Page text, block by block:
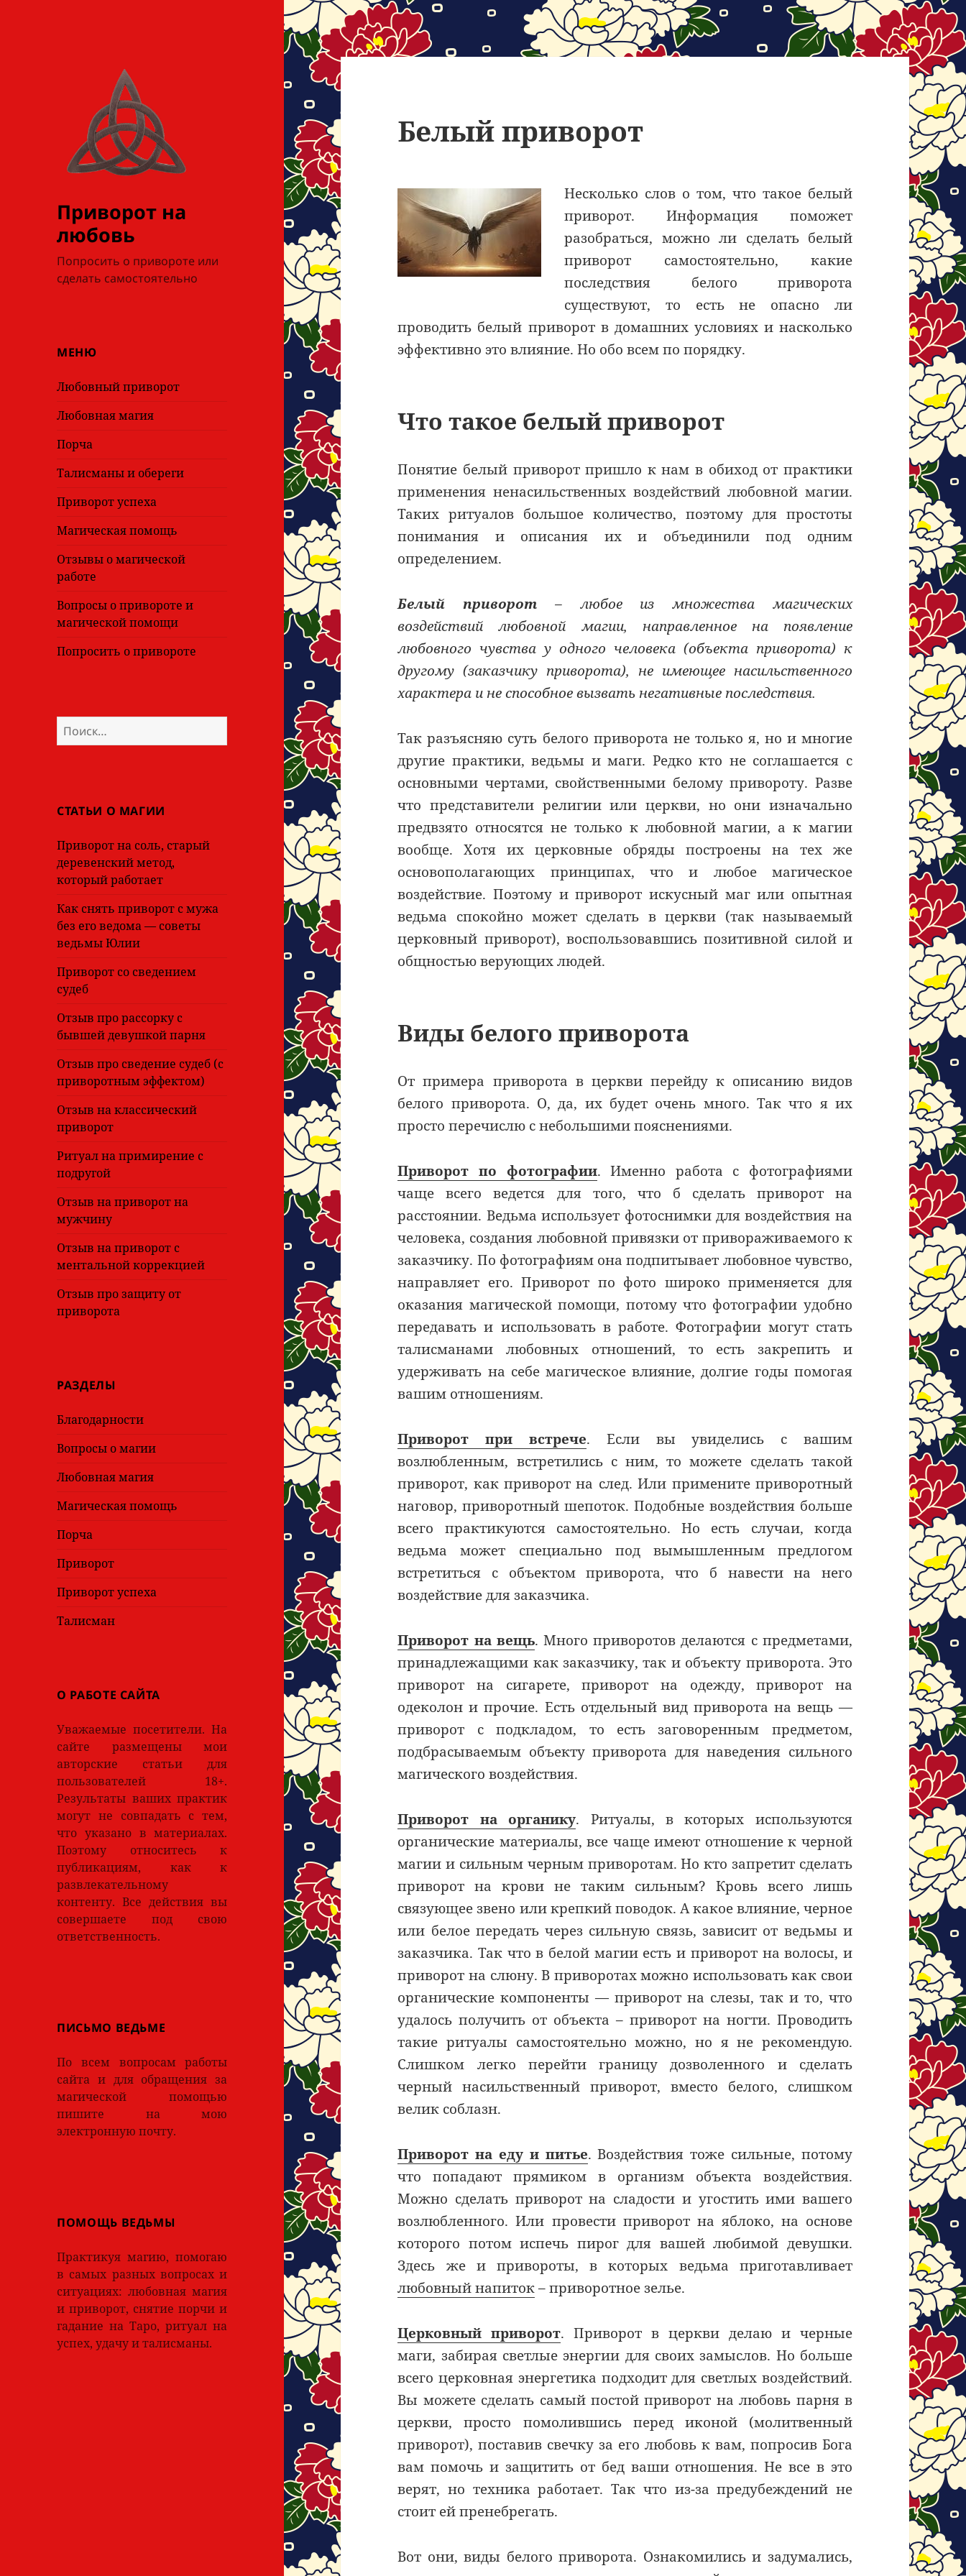
Приворот на
любовь
Попросить о привороте или
сделать самостоятельно
МЕНЮ
Любовный приворот
Любовная магия
Порча
Талисманы и обереги
Приворот успеха
Магическая помощь
Отзывы о магической
работе
Вопросы о привороте и
магической помощи
Попросить о привороте
Найти:
СТАТЬИ О МАГИИ
Приворот на соль, старый
деревенский метод,
который работает
Как снять приворот с мужа
без его ведома — советы
ведьмы Юлии
Приворот со сведением
судеб
Отзыв про рассорку с
бывшей девушкой парня
Отзыв про сведение судеб (с
приворотным эффектом)
Отзыв на классический
приворот
Ритуал на примирение с
подругой
Отзыв на приворот на
мужчину
Отзыв на приворот с
ментальной коррекцией
Отзыв про защиту от
приворота
РАЗДЕЛЫ
Благодарности
Вопросы о магии
Любовная магия
Магическая помощь
Порча
Приворот
Приворот успеха
Талисман
О РАБОТЕ САЙТА
Уважаемые посетители. На
сайте размещены мои
авторские статьи для
пользователей 18+.
Результаты ваших практик
могут не совпадать с тем,
что указано в материалах.
Поэтому относитесь к
публикациям, как к
развлекательному
контенту. Все действия вы
совершаете под свою
ответственность.
ПИСЬМО ВЕДЬМЕ
По всем вопросам работы
сайта и для обращения за
магической помощью
пишите на мою
электронную почту.
ПОМОЩЬ ВЕДЬМЫ
Практикуя магию, помогаю
в самых разных вопросах и
ситуациях: любовная магия
и приворот, снятие порчи и
гадание на Таро, ритуал на
успех, удачу и талисманы.
Белый приворот
Несколько слов о том, что такое белый
приворот. Информация поможет
разобраться, можно ли сделать белый
приворот самостоятельно, какие
последствия белого приворота
существуют, то есть не опасно ли
проводить белый приворот в домашних условиях и насколько
эффективно это влияние. Но обо всем по порядку.
Что такое белый приворот
Понятие белый приворот пришло к нам в обиход от практики
применения ненасильственных воздействий любовной магии.
Таких ритуалов большое количество, поэтому для простоты
понимания и описания их и объединили под одним
определением.
Белый приворот – любое из множества магических
воздействий любовной магии, направленное на появление
любовного чувства у одного человека (объекта приворота) к
другому (заказчику приворота), не имеющее насильственного
характера и не способное вызвать негативные последствия.
Так разъясняю суть белого приворота не только я, но и многие
другие практики, ведьмы и маги. Редко кто не соглашается с
основными чертами, свойственными белому привороту. Разве
что представители религии или церкви, но они изначально
предвзято относятся не только к любовной магии, а к магии
вообще. Хотя их церковные обряды построены на тех же
основополагающих принципах, что и любое магическое
воздействие. Поэтому и приворот искусный маг или опытная
ведьма спокойно может сделать в церкви (так называемый
церковный приворот), воспользовавшись позитивной силой и
общностью верующих людей.
Виды белого приворота
От примера приворота в церкви перейду к описанию видов
белого приворота. О, да, их будет очень много. Так что я их
просто перечислю с небольшими пояснениями.
Приворот по фотографии. Именно работа с фотографиями
чаще всего ведется для того, что б сделать приворот на
расстоянии. Ведьма использует фотоснимки для воздействия на
человека, создания любовной привязки от привораживаемого к
заказчику. По фотографиям она подпитывает любовное чувство,
направляет его. Приворот по фото широко применяется для
оказания магической помощи, потому что фотографии удобно
передавать и использовать в работе. Фотографии могут стать
талисманами любовных отношений, то есть закрепить и
удерживать на себе магическое влияние, долгие годы помогая
вашим отношениям.
Приворот при встрече. Если вы увиделись с вашим
возлюбленным, встретились с ним, то можете сделать такой
приворот, как приворот на след. Или примените приворотный
наговор, приворотный шепоток. Подобные воздействия больше
всего практикуются самостоятельно. Но есть случаи, когда
ведьма может специально под вымышленным предлогом
встретиться с объектом приворота, что б навести на него
воздействие для заказчика.
Приворот на вещь. Много приворотов делаются с предметами,
принадлежащими как заказчику, так и объекту приворота. Это
приворот на сигарете, приворот на одежду, приворот на
одеколон и прочие. Есть отдельный вид приворота на вещь —
приворот с подкладом, то есть заговоренным предметом,
подбрасываемым объекту приворота для наведения сильного
магического воздействия.
Приворот на органику. Ритуалы, в которых используются
органические материалы, все чаще имеют отношение к черной
магии и сильным черным приворотам. Но кто запретит сделать
приворот на крови не таким сильным? Кровь всего лишь
связующее звено или крепкий поводок. А какое влияние, черное
или белое передать через сильную связь, зависит от ведьмы и
заказчика. Так что в белой магии есть и приворот на волосы, и
приворот на слюну. В приворотах можно использовать как свои
органические компоненты — приворот на слезы, так и то, что
удалось получить от объекта – приворот на ногти. Проводить
такие ритуалы самостоятельно можно, но я не рекомендую.
Слишком легко перейти границу дозволенного и сделать
черный насильственный приворот, вместо белого, слишком
велик соблазн.
Приворот на еду и питье. Воздействия тоже сильные, потому
что попадают прямиком в организм объекта воздействия.
Можно сделать приворот на сладости и угостить ими вашего
возлюбленного. Или провести приворот на яблоко, на основе
которого потом испечь пирог для вашей любимой девушки.
Здесь же и привороты, в которых ведьма приготавливает
любовный напиток– приворотное зелье.
Церковный приворот. Приворот в церкви делаю и черные
маги, забирая светлые энергии для своих замыслов. Но больше
всего церковная энергетика подходит для светлых воздействий.
Вы можете сделать самый постой приворот на любовь парня в
церкви, просто помолившись перед иконой (молитвенный
приворот), поставив свечку за его любовь к вам, попросив Бога
вам помочь и защитить от бед ваши отношения. Не все в это
верят, но техника работает. Так что из-за предубеждений не
стоит ей пренебрегать.
Вот они, виды белого приворота. Ознакомились и задумались,